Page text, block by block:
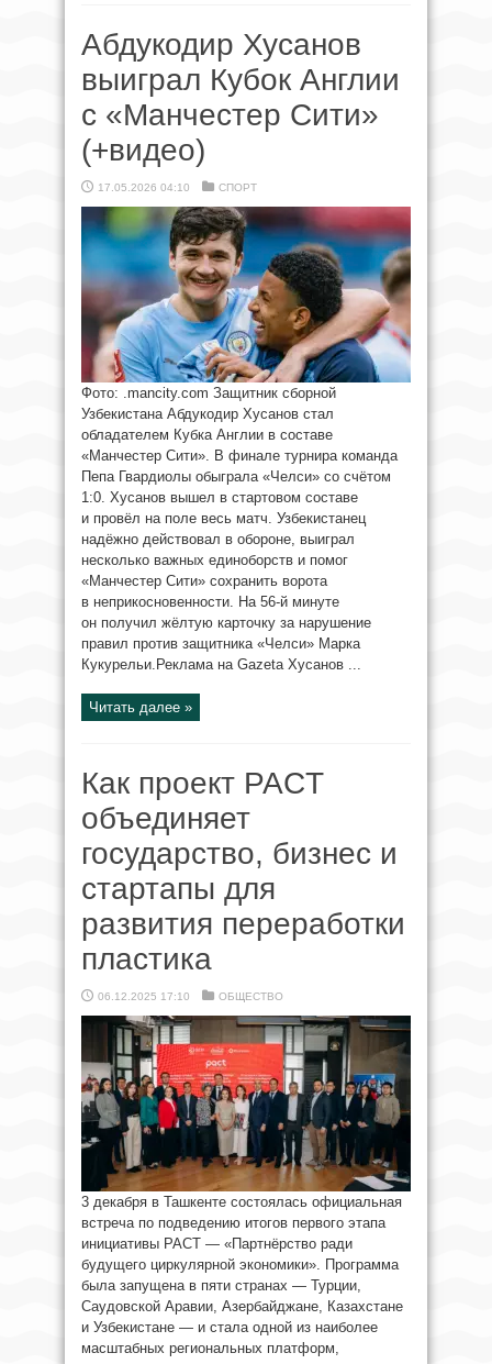
Абдукодир Хусанов
выиграл Кубок Англии
с «Манчестер Сити»
(+видео)
17.05.2026 04:10 СПОРТ
Фото: .mancity.com Защитник сборной
Узбекистана Абдукодир Хусанов стал
обладателем Кубка Англии в составе
«Манчестер Сити». В финале турнира команда
Пепа Гвардиолы обыграла «Челси» со счётом
1:0. Хусанов вышел в стартовом составе
и провёл на поле весь матч. Узбекистанец
надёжно действовал в обороне, выиграл
несколько важных единоборств и помог
«Манчестер Сити» сохранить ворота
в неприкосновенности. На 56-й минуте
он получил жёлтую карточку за нарушение
правил против защитника «Челси» Марка
Кукурельи.Реклама на Gazeta Хусанов ...
Читать далее »
Как проект PACT
объединяет
государство, бизнес и
стартапы для
развития переработки
пластика
06.12.2025 17:10 ОБЩЕСТВО
3 декабря в Ташкенте состоялась официальная
встреча по подведению итогов первого этапа
инициативы PACT — «Партнёрство ради
будущего циркулярной экономики». Программа
была запущена в пяти странах — Турции,
Саудовской Аравии, Азербайджане, Казахстане
и Узбекистане — и стала одной из наиболее
масштабных региональных платформ,